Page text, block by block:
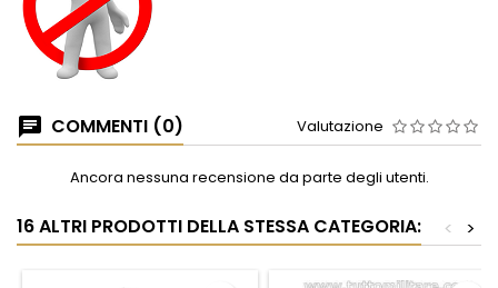
COMMENTI (0) Valutazione
Ancora nessuna recensione da parte degli utenti.
16 ALTRI PRODOTTI DELLA STESSA CATEGORIA: >
<